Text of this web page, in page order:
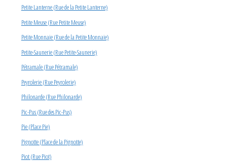
Petite Lanterne (Rue de la Petite Lanterne)
Petite Meuse (Rue Petite Meuse)
Petite Monnaie (Rue de la Petite Monnaie)
Petite-Saunerie (Rue Petite-Saunerie)
Pétramale (Rue Pétramale)
Peyrolerie (Rue Peyrolerie)
Philonarde (Rue Philonarde)
Pic-Pus (Rue des Pic-Pus)
Pie (Place Pie)
Pignotte (Place de la Pignotte)
Piot (Rue Piot)